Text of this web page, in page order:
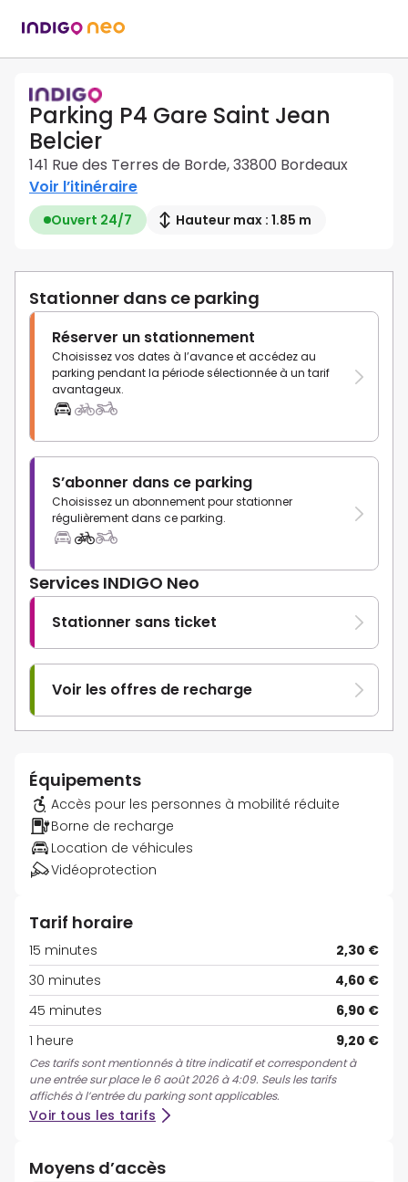
Parking P4 Gare Saint Jean
Belcier
141 Rue des Terres de Borde, 33800 Bordeaux
Voir l’itinéraire
Ouvert 24/7 Hauteur max : 1.85 m
Stationner dans ce parking
Réserver un stationnement
Choisissez vos dates à l’avance et accédez au
parking pendant la période sélectionnée à un tarif
avantageux.
S’abonner dans ce parking
Choisissez un abonnement pour stationner
régulièrement dans ce parking.
Services INDIGO Neo
Stationner sans ticket
Voir les offres de recharge
Équipements
Accès pour les personnes à mobilité réduite
Borne de recharge
Location de véhicules
Vidéoprotection
Tarif horaire
15 minutes
2,30 €
30 minutes
4,60 €
45 minutes
6,90 €
1 heure
9,20 €
Ces tarifs sont mentionnés à titre indicatif et correspondent à
une entrée sur place le 6 août 2026 à 4:09. Seuls les tarifs
affichés à l’entrée du parking sont applicables.
Voir tous les tarifs
Moyens d’accès